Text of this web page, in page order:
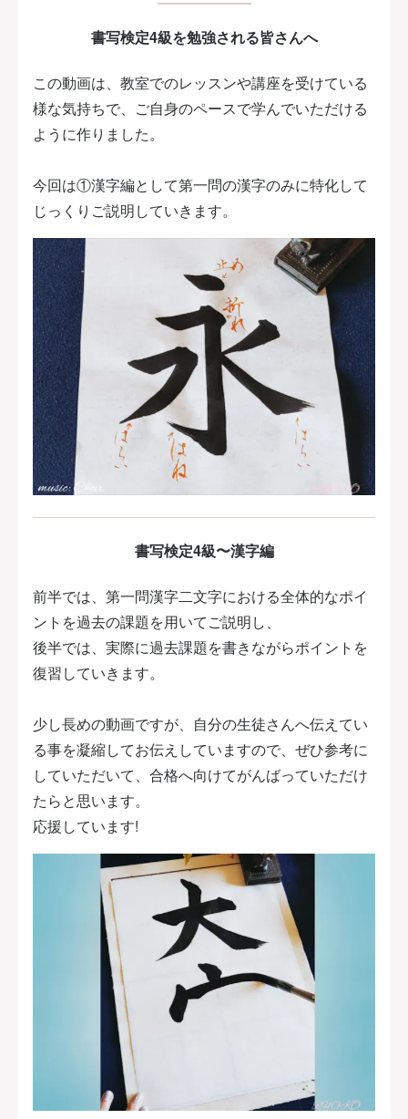
書写検定4級を勉強される皆さんへ
この動画は、教室でのレッスンや講座を受けている
様な気持ちで、ご自身のペースで学んでいただける
ように作りました。
今回は①漢字編として第一問の漢字のみに特化して
じっくりご説明していきます。
書写検定4級〜漢字編
前半では、第一問漢字二文字における全体的なポイ
ントを過去の課題を用いてご説明し、
後半では、実際に過去課題を書きながらポイントを
復習していきます。
少し長めの動画ですが、自分の生徒さんへ伝えてい
る事を凝縮してお伝えしていますので、ぜひ参考に
していただいて、合格へ向けてがんばっていただけ
たらと思います。
応援しています!